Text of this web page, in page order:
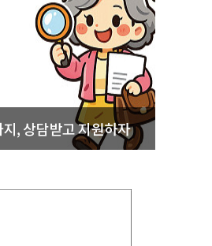
, 상담받고 지원하자